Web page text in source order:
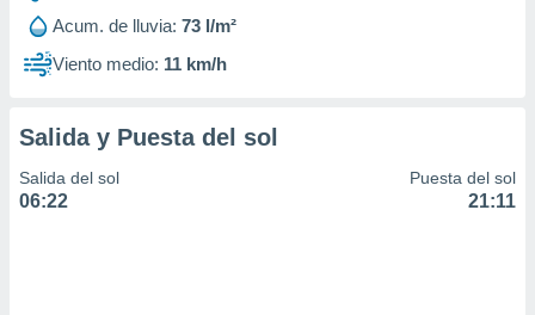
Acum. de lluvia: 73 l/m²
Viento medio: 11 km/h
Salida y Puesta del sol
Salida del sol
06:22
Puesta del sol
21:11